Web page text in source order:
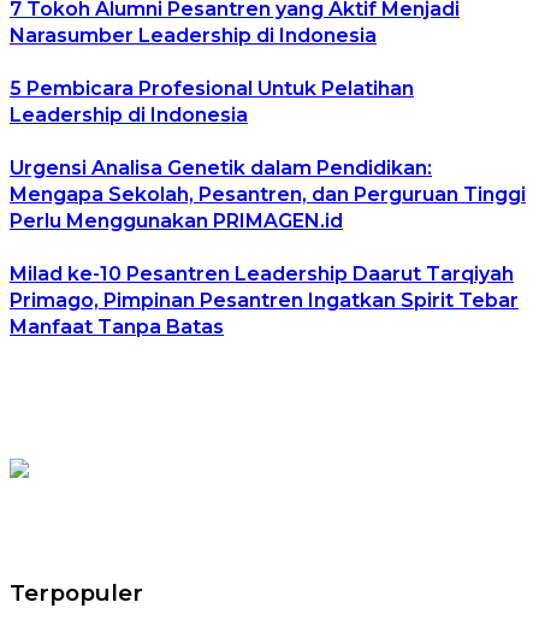
7 Tokoh Alumni Pesantren yang Aktif Menjadi
Narasumber Leadership di Indonesia
5 Pembicara Profesional Untuk Pelatihan
Leadership di Indonesia
Urgensi Analisa Genetik dalam Pendidikan:
Mengapa Sekolah, Pesantren, dan Perguruan Tinggi
Perlu Menggunakan PRIMAGEN.id
Milad ke-10 Pesantren Leadership Daarut Tarqiyah
Primago, Pimpinan Pesantren Ingatkan Spirit Tebar
Manfaat Tanpa Batas
Terpopuler